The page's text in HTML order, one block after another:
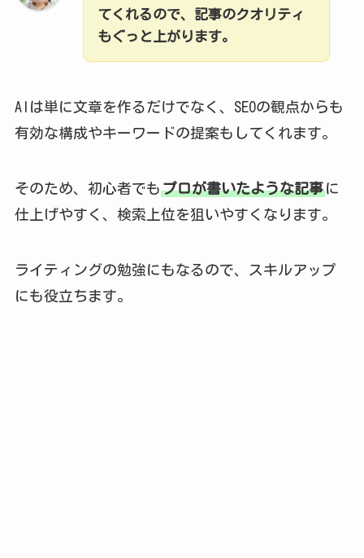
てくれるので、記事のクオリティ
もぐっと上がります。
AIは単に文章を作るだけでなく、SEOの観点からも
有効な構成やキーワードの提案もしてくれます。
そのため、初心者でも プロが書いたような記事に
仕上げやすく、検索上位を狙いやすくなります。
ライティングの勉強にもなるので、スキルアップ
にも役立ちます。